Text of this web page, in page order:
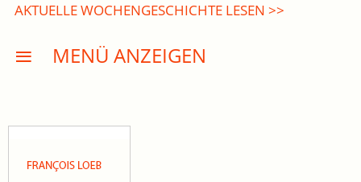
DREISATZROMANE
PRESSE
AKTUELLE WOCHENGESCHICHTE LESEN >>
MENÜ ANZEIGEN